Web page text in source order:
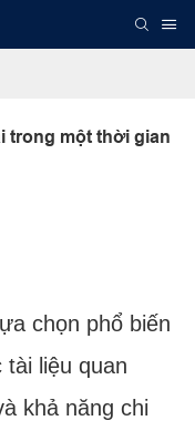
trong một thời gian
chọn phổ biến
tài liệu quan
khả năng chi